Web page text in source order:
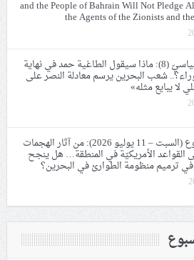
and the People of Bahrain Will Not Pledge
the Agents of the Zionists and
التحليل السياسيّ (8): ماذا سيقول الطاغية حمد في نهاية
شعب البحرين يرسم معادلة النصر على
لا يبايع مثله»
حدث الأسبوع (السبت – 11 يوليو 2026): من آثار الهجمات
القواعد الأمريكيّة في المنطقة… هل ينجح
في ترميم منظومة الطوارئ في البحرين؟